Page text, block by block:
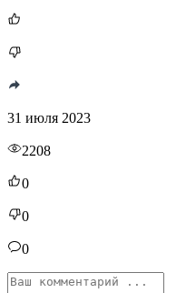
31 июля 2023
2208
0
0
0